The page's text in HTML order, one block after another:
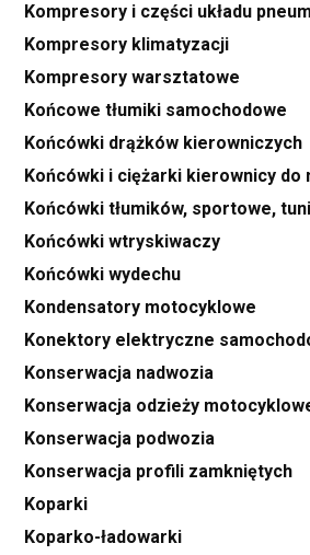
Kompresory i części układu
Kompresory klimatyzacji
Kompresory warsztatowe
Końcowe tłumiki samochodowe
Końcówki drążków kierowniczych
Końcówki i ciężarki kierownicy do
Końcówki tłumików, sportowe,
Końcówki wtryskiwaczy
Końcówki wydechu
Kondensatory motocyklowe
Konektory elektryczne
Konserwacja nadwozia
Konserwacja odzieży
Konserwacja podwozia
Konserwacja profili zamkniętych
Koparki
Koparko-ładowarki